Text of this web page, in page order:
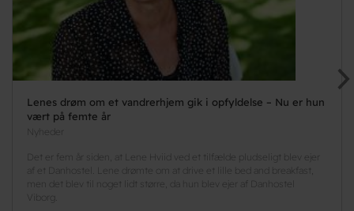
Lenes drøm om et vandrerhjem gik i opfyldelse – Nu er hun
vært på femte år
Det er fem år siden, at Lene Hviid ved et tilfælde pludseligt blev ejer
af et Danhostel. Lene drømte om at drive et lille bed and breakfast,
men det blev til noget lidt større, da hun blev ejer af Danhostel
Viborg.